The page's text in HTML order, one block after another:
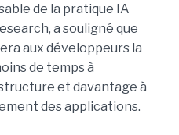
de la pratique IA
a souligné que
aux développeurs la
de temps à
et davantage à
des applications.